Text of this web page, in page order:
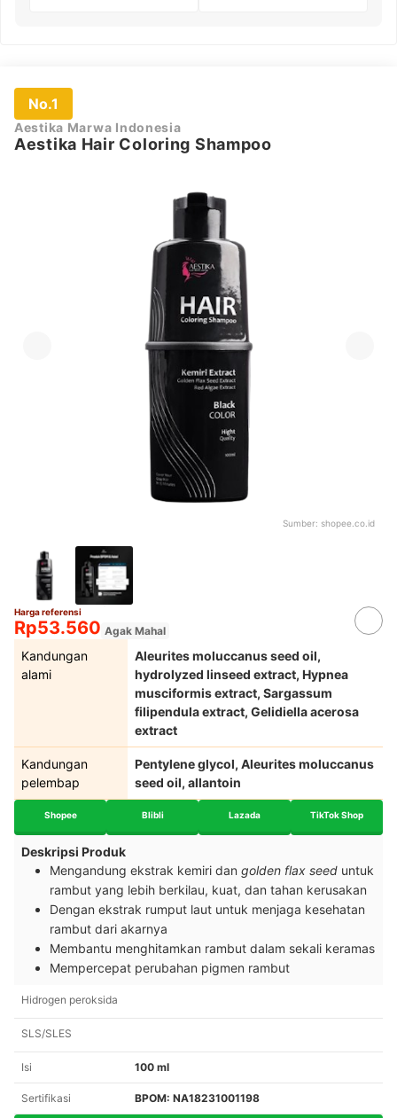
No.1
Aestika Marwa Indonesia
Aestika Hair Coloring Shampoo
Sumber: shopee.co.id
Harga referensi
Rp53.560 Agak Mahal
Kandungan
alami
Aleurites moluccanus seed oil,
hydrolyzed linseed extract, Hypnea
musciformis extract, Sargassum
filipendula extract, Gelidiella acerosa
extract
Kandungan
pelembap
Pentylene glycol, Aleurites moluccanus
seed oil, allantoin
Shopee Blibli Lazada TikTok Shop
Deskripsi Produk
Mengandung ekstrak kemiri dan golden flax seed untuk
rambut yang lebih berkilau, kuat, dan tahan kerusakan
Dengan ekstrak rumput laut untuk menjaga kesehatan
rambut dari akarnya
Membantu menghitamkan rambut dalam sekali keramas
Mempercepat perubahan pigmen rambut
Hidrogen peroksida
SLS/SLES
Isi 100 ml
Sertifikasi BPOM: NA18231001198